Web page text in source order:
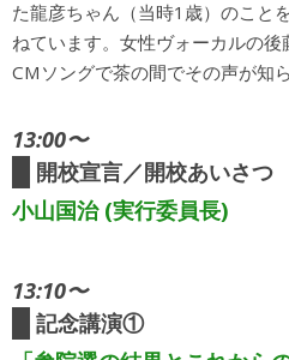
た龍彦ちゃん（当時1歳）のこと
ねています。女性ヴォーカルの
CMソングで茶の間でその声が知
13:00〜
開校宣言／開校あいさつ
小山国治 (実行委員長)
13:10〜
記念講演①